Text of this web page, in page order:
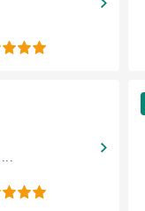
...